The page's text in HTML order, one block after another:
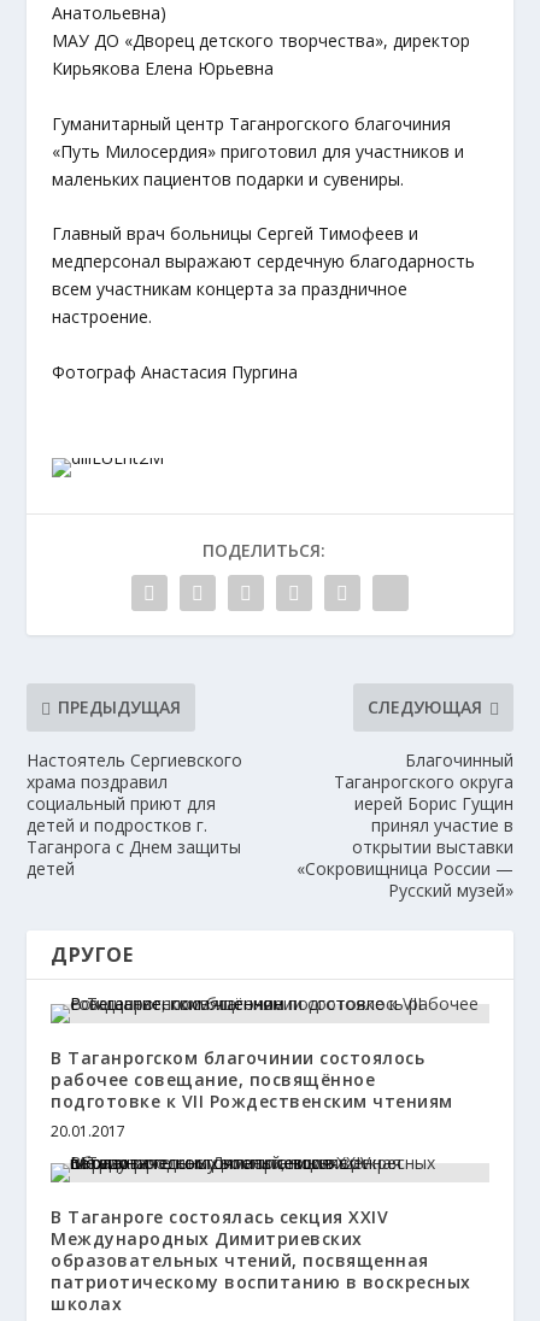
Анатольевна)
МАУ ДО «Дворец детского творчества», директор
Кирьякова Елена Юрьевна
Гуманитарный центр Таганрогского благочиния
«Путь Милосердия» приготовил для участников и
маленьких пациентов подарки и сувениры.
Главный врач больницы Сергей Тимофеев и
медперсонал выражают сердечную благодарность
всем участникам концерта за праздничное
настроение.
Фотограф Анастасия Пургина
ПОДЕЛИТЬСЯ:
ПРЕДЫДУЩАЯ
Настоятель Сергиевского
храма поздравил
социальный приют для
детей и подростков г.
Таганрога с Днем защиты
детей
СЛЕДУЮЩАЯ
Благочинный
Таганрогского округа
иерей Борис Гущин
принял участие в
открытии выставки
«Сокровищница России —
Русский музей»
ДРУГОЕ
В Таганрогском благочинии состоялось
рабочее совещание, посвящённое
подготовке к VII Рождественским чтениям
20.01.2017
В Таганроге состоялась секция XXIV
Международных Димитриевских
образовательных чтений, посвященная
патриотическому воспитанию в воскресных
школах